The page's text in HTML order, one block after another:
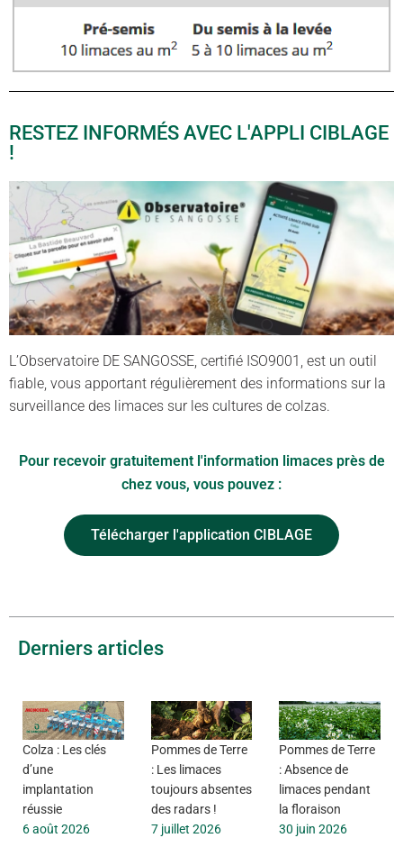
RESTEZ INFORMÉS AVEC L'APPLI CIBLAGE
!
L’Observatoire DE SANGOSSE, certifié ISO9001, est un outil
fiable, vous apportant régulièrement des informations sur la
surveillance des limaces sur les cultures de colzas.
Pour recevoir gratuitement l'information limaces près de
chez vous, vous pouvez :
Télécharger l'application CIBLAGE
Derniers articles
Colza : Les clés
d’une
implantation
réussie
6 août 2026
Pommes de Terre
: Les limaces
toujours absentes
des radars !
7 juillet 2026
Pommes de Terre
: Absence de
limaces pendant
la floraison
30 juin 2026